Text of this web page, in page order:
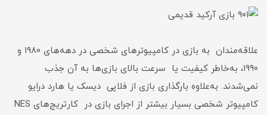
علاقه‌مندان به بازی در کامپیوترهای شخصی در دهه‌های ۱۹۸۰ و
۱۹۹۰، به‌خاطر کیفیت یا سرعت بالای بازی‌ها به آن جذب
نمی‌شدند. به‌علاوه بارگذاری بازی از فلاپی دیسک یا هارد درایو
کامپیوتر شخصی بسیار بیشتر از اجرای بازی در کارتریج‌های NES